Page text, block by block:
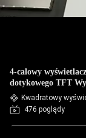
4-calowy
dotykowego TFT
punktów
Kwadratowy
476 poglądy